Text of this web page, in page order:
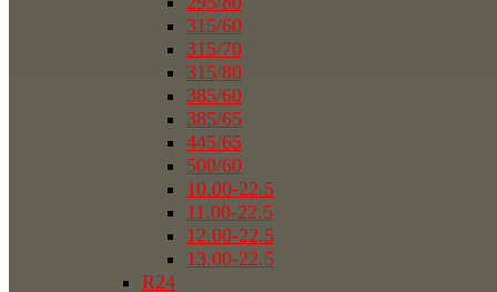
315/60
315/70
315/80
385/60
385/65
445/65
500/60
10.00-22.5
11.00-22.5
12.00-22.5
13.00-22.5
R24